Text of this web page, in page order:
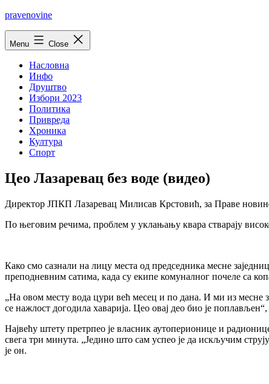
Skip
pravenovine
Menu Close
Насловна
Инфо
Друштво
Избори 2023
Политика
Привреда
Хроника
Култура
Спорт
Цео Лазаревац без воде (видео)
Директор ЈПКП Лазаревац Милисав Крстовић, за Праве
По његовим речима, проблем у уклањању квара стварају
Како смо сазнали на лицу места од председника месне
преподневним сатима, када су екипе комуналног почеле са
„На овом месту вода цури већ месец и по дана. И ми из месне
се нажлост догодила хаварија. Цео овај део био је
Највећу штету претрпео је власник аутоперионице и
свега три минута. „Једино што сам успео је да искључим
је он.